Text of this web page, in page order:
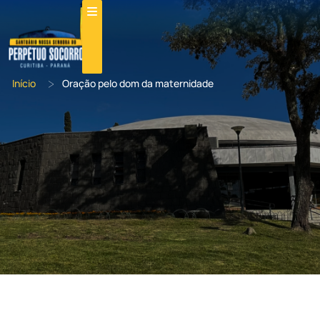
Início > Oração pelo dom da maternidade